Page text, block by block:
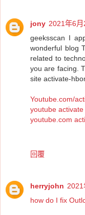
jony 2021年6
geeksscan I
wonderful blog
related to
you are facing.
site activate-
Youtube.com/
youtube activate
youtube.com
回覆
herryjohn 2021
how do I fix